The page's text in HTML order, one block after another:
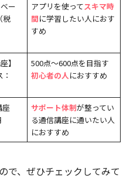
ー
税
アプリを使ってスキマ時
間に学習したい人におす
すめ
】
500点～600点を目指す
初心者の人におすすめ
座
サポート体制が整ってい
る通信講座に通いたい人
におすすめ
で、ぜひチェックしてみて